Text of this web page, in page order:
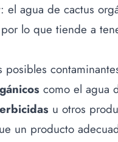
: el agua de cactus
lo que tiende a
como el agua
u otros
un producto